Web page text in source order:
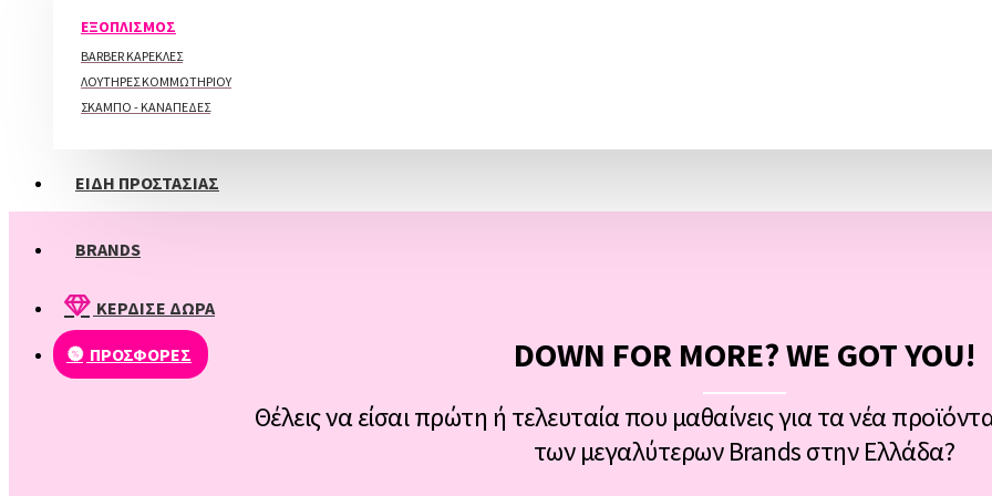
ΕΞΟΠΛΙΣΜΟΣ
BARBER ΚΑΡΕΚΛΕΣ
ΛΟΥΤΗΡΕΣ ΚΟΜΜΩΤΗΡΙΟΥ
ΣΚΑΜΠΟ - ΚΑΝΑΠΕΔΕΣ
ΕΙΔΗ ΠΡΟΣΤΑΣΙΑΣ
BRANDS
ΚΕΡΔΙΣΕ ΔΩΡΑ
ΠΡΟΣΦΟΡΕΣ DOWN FOR MORE? WE GOT YOU!
Θέλεις να είσαι πρώτη ή τελευταία που μαθαίνεις για τα νέα
των μεγαλύτερων Brands στην Ελλάδα?